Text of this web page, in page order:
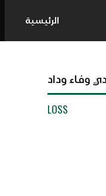
الرئيسية
وفاء وداد
LOSS